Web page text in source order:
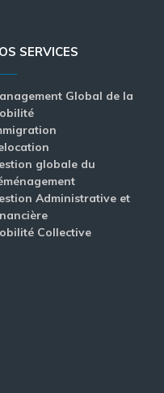
SERVICES
Global de la
globale du
Administrative et
Collective